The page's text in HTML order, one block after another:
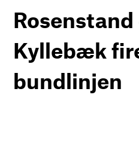
Rosenstand
Kyllebæk
bundlinjen